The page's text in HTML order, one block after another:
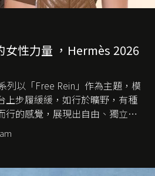
女性力量 ，Hermès 2026
列以「Free Rein」作為主題，模
上步履緩緩，如行於曠野，有種
行的感覺，展現出自由、獨立與